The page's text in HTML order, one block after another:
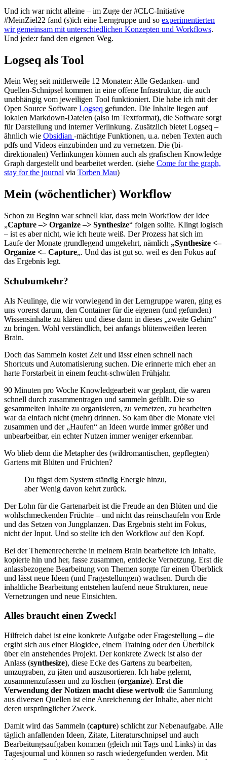
Und ich war nicht alleine – im Zuge der #CLC-Initiative
#MeinZiel22 fand (s)ich eine Lerngruppe und so experimentierten
wir gemeinsam mit unterschiedlichen Konzepten und Workflows.
Und jede:r fand den eigenen Weg.
Logseq als Tool
Mein Weg seit mittlerweile 12 Monaten: Alle Gedanken- und
Quellen-Schnipsel kommen in eine offene Infrastruktur, die auch
unabhängig vom jeweiligen Tool funktioniert. Die habe ich mit der
Open Source Software Logseq gefunden. Die Inhalte liegen auf
lokalen Markdown-Dateien (also im Textformat), die Software sorgt
für Darstellung und interner Verlinkung. Zusätzlich bietet Logseq –
ähnlich wie Obsidian -mächtige Funktionen, u.a. neben Texten auch
pdfs und Videos einzubinden und zu vernetzen. Die (bi-
direktionalen) Verlinkungen können auch als grafischen Knowledge
Graph dargestellt und bearbeitet werden. (siehe Come for the graph,
stay for the journal via Torben Mau)
Mein (wöchentlicher) Workflow
Schon zu Beginn war schnell klar, dass mein Workflow der Idee
„Capture –> Organize –> Synthesize“ folgen sollte. Klingt logisch
– ist es aber nicht, wie ich heute weiß. Der Prozess hat sich im
Laufe der Monate grundlegend umgekehrt, nämlich „Synthesize <–
Organize <– Capture„. Und das ist gut so. weil es den Fokus auf
das Ergebnis legt.
Schubumkehr?
Als Neulinge, die wir vorwiegend in der Lerngruppe waren, ging es
uns vorerst darum, den Container für die eigenen (und gefunden)
Wissensinhalte zu klären und diese dann in dieses „zweite Gehirn“
zu bringen. Wohl verständlich, bei anfangs blütenweißen leeren
Brain.
Doch das Sammeln kostet Zeit und lässt einen schnell nach
Shortcuts und Automatisierung suchen. Die erinnerte mich eher an
harte Forstarbeit in einem feucht-schwülen Frühjahr.
90 Minuten pro Woche Knowledgearbeit war geplant, die waren
schnell durch zusammentragen und sammeln gefüllt. Die so
gesammelten Inhalte zu organisieren, zu vernetzen, zu bearbeiten
war da einfach nicht (mehr) drinnen. So kam über die Monate viel
zusammen und der „Haufen“ an Ideen wurde immer größer und
unbearbeitbar, ein echter Nutzen immer weniger erkennbar.
Wo blieb denn die Metapher des (wildromantischen, gepflegten)
Gartens mit Blüten und Früchten?
Du fügst dem System ständig Energie hinzu,
aber Wenig davon kehrt zurück.
Der Lohn für die Gartenarbeit ist die Freude an den Blüten und die
wohlschmeckenden Früchte – und nicht das reinschaufeln von Erde
und das Setzen von Jungplanzen. Das Ergebnis steht im Fokus,
nicht der Input. Und so stellte ich den Workflow auf den Kopf.
Bei der Themenrecherche in meinem Brain bearbeitete ich Inhalte,
kopierte hin und her, fasse zusammen, entdecke Vernetzung. Erst die
anlassbezogene Bearbeitung von Themen sorgte für einen Überblick
und lässt neue Ideen (und Fragestellungen) wachsen. Durch die
inhaltliche Bearbeitung entstehen laufend neue Strukturen, neue
Vernetzungen und neue Einsichten.
Alles braucht einen Zweck!
Hilfreich dabei ist eine konkrete Aufgabe oder Fragestellung – die
ergibt sich aus einer Blogidee, einem Training oder den Überblick
über ein anstehendes Projekt. Der konkrete Zweck ist also der
Anlass (synthesize), diese Ecke des Gartens zu bearbeiten,
umzugraben, zu jäten und auszusortieren. Ich habe gelernt,
zusammenzufassen und zu löschen (organize). Erst die
Verwendung der Notizen macht diese wertvoll: die Sammlung
aus diversen Quellen ist eine Anreicherung der Inhalte, aber nicht
deren ursprünglicher Zweck.
Damit wird das Sammeln (capture) schlicht zur Nebenaufgabe. Alle
täglich anfallenden Ideen, Zitate, Literaturschnipsel und auch
Bearbeitungsaufgaben kommen (gleich mit Tags und Links) in das
Tagesjournal und können so rasch wiedergefunden werden. Mit